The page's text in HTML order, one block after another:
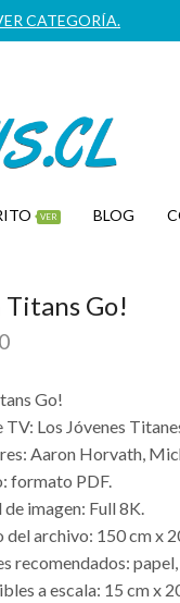
CATEGORÍA.
VER BLOG
Titans Go!
Go!
TV: Los Jóvenes
Aaron Horvath,
formato PDF.
imagen: Full 8K.
del archivo: 150 cm x
recomendados:
a escala: 15 cm x